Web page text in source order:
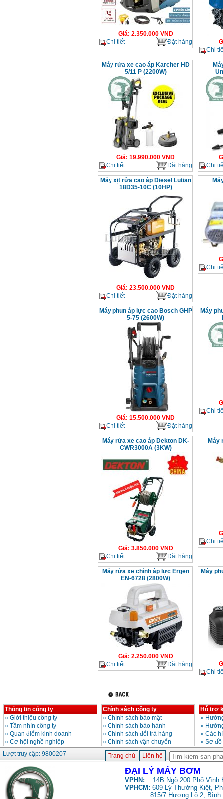
Giá: 2.350.000VND
Chi tiết
Đặt hàng
Chi
Máy rửa xe cao áp Karcher HD
5/11 P (2200W)
Giá: 19.990.000 VND
Chi tiết
Đặt hàng
Chi
Máy xịt rửa cao áp Diesel Lutian
18D35-10C (10HP)
Giá: 23.500.000 VND
Chi tiết
Đặt hàng
Chi
Máy phun áp lực cao Bosch GHP
5-75 (2600W)
Giá: 15.500.000 VND
Chi tiết
Đặt hàng
Máy
Chi
Máy rửa xe cao áp Dekton DK-
CWR3000A (3KW)
Giá: 3.850.000VND
Chi tiết
Đặt hàng
Máy
Chi
Máy rửa xe chỉnh áp lực Ergen
EN-6728 (2800W)
Giá: 2.250.000VND
Chi tiết
Đặt hàng
Máy
Chi
Thông tin công ty
» Giới thiệu công ty
» Tầm nhìn công ty
» Quan điểm kinh doanh
» Cơ hội nghề nghiệp
Chính sách công ty
» Chính sách bảo mật
» Chính sách bảo hành
» Chinh sách đổi trả hàng
» Chính sách vận chuyển
Hỗ trợ
»
»
» Các
» Sơ
Lượt truy cập: 9800207
Trang chủ Liên hệ
ĐẠI LÝ MÁY BƠM
VPHN: 14B Ngõ 200 Phố Vĩnh
VPHCM: 609 Lý Thường Kiệt,
815/7 Hương Lộ 2, Bình